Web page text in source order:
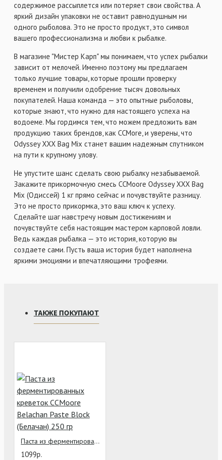
содержимое рассыплется или потеряет свои свойства. А
яркий дизайн упаковки не оставит равнодушным ни
одного рыболова. Это не просто продукт, это символ
вашего профессионализма и любви к рыбалке.
В магазине "Мистер Карп" мы понимаем, что успех рыбалки
зависит от мелочей. Именно поэтому мы предлагаем
только лучшие товары, которые прошли проверку
временем и получили одобрение тысяч довольных
покупателей. Наша команда — это опытные рыболовы,
которые знают, что нужно для настоящего успеха на
водоеме. Мы гордимся тем, что можем предложить вам
продукцию таких брендов, как CCMore, и уверены, что
Odyssey XXX Bag Mix станет вашим надежным спутником
на пути к крупному улову.
Не упустите шанс сделать свою рыбалку незабываемой.
Закажите прикормочную смесь CCMoore Odyssey XXX Bag
Mix (Одиссей) 1 кг прямо сейчас и почувствуйте разницу.
Это не просто прикормка, это ваш ключ к успеху.
Сделайте шаг навстречу новым достижениям и
почувствуйте себя настоящим мастером карповой ловли.
Ведь каждая рыбалка — это история, которую вы
создаете сами. Пусть ваша история будет наполнена
яркими эмоциями и впечатляющими трофеями.
ТАКЖЕ ПОКУПАЮТ
Паста из ферментированных креветок CCMoore Belachan Paste Block (Белачан) 250 гр
1099р.